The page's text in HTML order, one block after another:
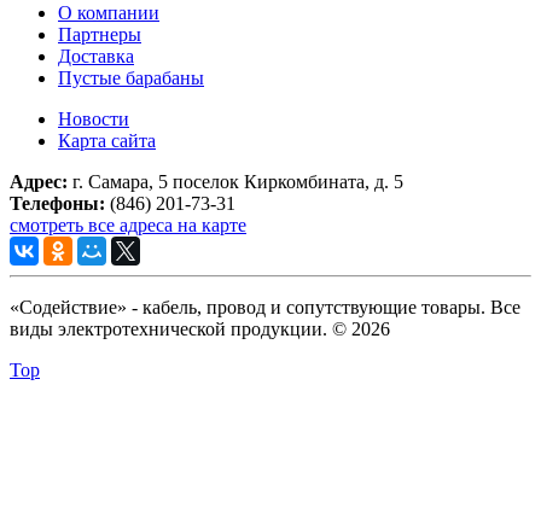
О компании
Партнеры
Доставка
Пустые барабаны
Новости
Карта сайта
Адрес: г. Самара, 5 поселок Киркомбината, д. 5
Телефоны: (846) 201-73-31
смотреть все адреса на карте
«Содействие» - кабель, провод и сопутствующие товары. Все
виды электротехнической продукции. © 2026
Top